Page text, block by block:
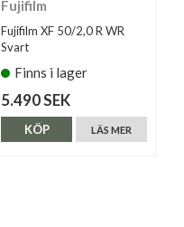
Fujifilm
Fujifilm XF 50/2,0 R WR
Svart
Finns i lager
5.490 SEK
LÄS MER
KÖP